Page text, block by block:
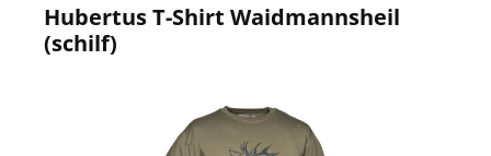
Bildergalerie überspringen
Hubertus T-Shirt Waidmannsheil
(schilf)